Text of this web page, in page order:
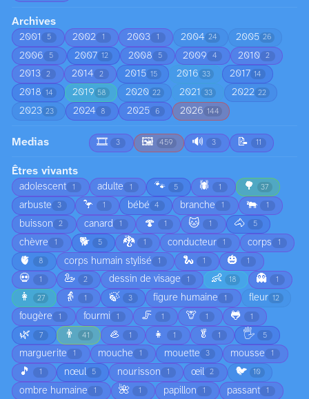
Archives
2001 5 2002 1 2003 1 2004 24 2005 26
2006 5 2007 12 2008 5 2009 4 2010 2
2013 2 2014 2 2015 15 2016 33 2017 14
2018 14 2019 58 2020 22 2021 33 2022 22
2023 23 2024 8 2025 6 2026 144
Medias 🎞️ 3 🖼️ 459 🔊 3 📝 11
Êtres vivants
adolescent 1 adulte 1 🐾 5 🕷️ 1 🌳 37
arbuste 3 🦩 1 bébé 4 branche 1 🐃 1
buisson 2 canard 1 🍄 1 🐱 1 🐴 5
chèvre 1 🐕 5 🐉 1 conducteur 1 corps 1
🫀 8 corps humain stylisé 1 🐍 1 🎃 1
💀 1 🦢 2 dessin de visage 1 👶 18 👻 1
👩 27 👵 1 🍃 3 figure humaine 1 fleur 12
fougère 1 fourmi 1 🦵 1 🦒 1 🐸 1
🌿 7 👨 41 🦪 1 👧 1 🥬 1 🖐️ 5
marguerite 1 mouche 1 mouette 3 mousse 1
🎵 1 nœul 5 nourisson 1 œil 2 🐦 10
ombre humaine 1 🌺 1 papillon 1 passant 1